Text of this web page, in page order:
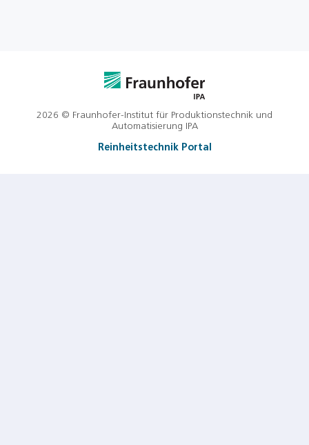
2026 © Fraunhofer-Institut für Produktionstechnik und
Automatisierung IPA
Reinheitstechnik Portal